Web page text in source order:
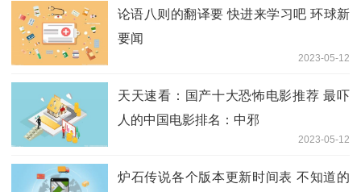
论语八则的翻译要 快进来学习吧 环球新
要闻
2023-05-12
天天速看：国产十大恐怖电影推荐 最吓
人的中国电影排名：中邪
2023-05-12
炉石传说各个版本更新时间表 不知道的